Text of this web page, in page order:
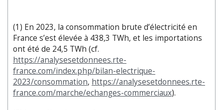
(1) En 2023, la consommation brute d’électricité en
France s’est élevée à 438,3 TWh, et les importations
ont été de 24,5 TWh (cf.
https://analysesetdonnees.rte-
france.com/index.php/bilan-electrique-
2023/consommation, https://analysesetdonnees.rte-
france.com/marche/echanges-commerciaux).